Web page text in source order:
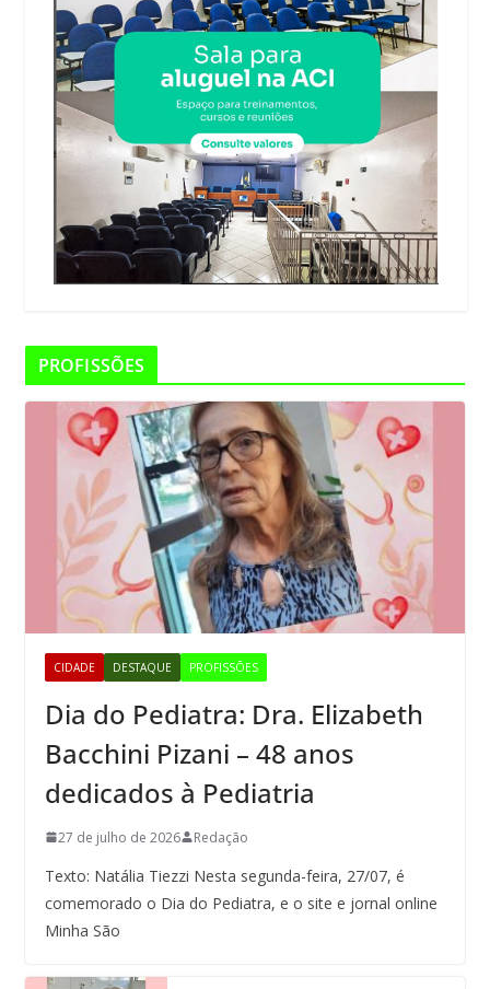
PROFISSÕES
CIDADE DESTAQUE PROFISSÕES
Dia do Pediatra: Dra. Elizabeth
Bacchini Pizani – 48 anos
dedicados à Pediatria
27 de julho de 2026 Redação
Texto: Natália Tiezzi Nesta segunda-feira, 27/07, é
comemorado o Dia do Pediatra, e o site e jornal online
Minha São